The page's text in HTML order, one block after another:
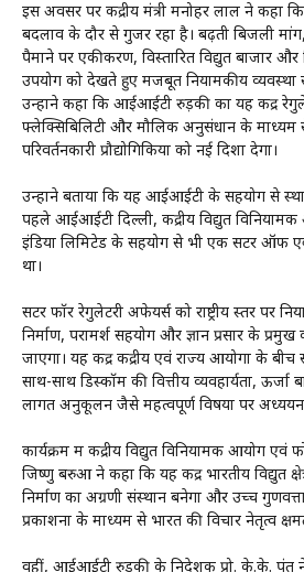
इस अवसर पर केंद्रीय मंत्री मनोहर लाल ने कहा कि
बदलाव के दौर से गुजर रहा है। बढ़ती बिजली
पैमाने पर एकीकरण, विस्तारित विद्युत बाजार
उपयोग को देखते हुए मजबूत नियामकीय
उन्होंने कहा कि आईआईटी रुड़की का यह केंद्र
फ्लेक्सिबिलिटी और मौलिक अनुसंधान के माध्यम से
परिवर्तनकारी प्रौद्योगिकियों को नई दिशा देगा।
उन्होंने बताया कि यह आईआईटी के सहयोग से
पहले आईआईटी दिल्ली, केंद्रीय विद्युत
इंडिया लिमिटेड के सहयोग से भी एक सेंटर ऑफ
था।
सेंटर फॉर रेगुलेटरी अफेयर्स को राष्ट्रीय स्तर पर
निर्माण, परामर्श सहयोग और ज्ञान प्रसार के
जाएगा। यह केंद्र केंद्रीय एवं राज्य आयोगों के
साथ-साथ डिस्कॉम की वित्तीय व्यवहार्यता,
लागत अनुकूलन जैसे महत्वपूर्ण विषयों पर अध्ययन
कार्यक्रम में केंद्रीय विद्युत विनियामक आयोग
जिष्णु बरुआ ने कहा कि यह केंद्र भारतीय विद्युत
निर्माण का अग्रणी संस्थान बनेगा और उच्च
प्रकाशनों के माध्यम से भारत की विचार नेतृत्व
वहीं, आईआईटी रुड़की के निदेशक प्रो. के.के. पंत ने